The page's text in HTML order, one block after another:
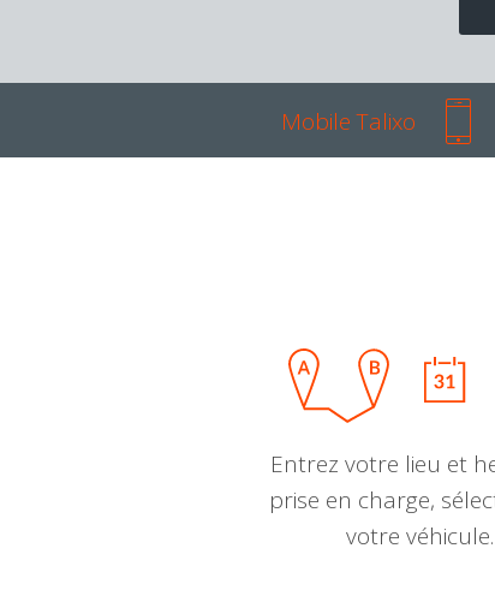
Mobile Talixo
Entrez votre lieu et
prise en charge,
votre véhicule.